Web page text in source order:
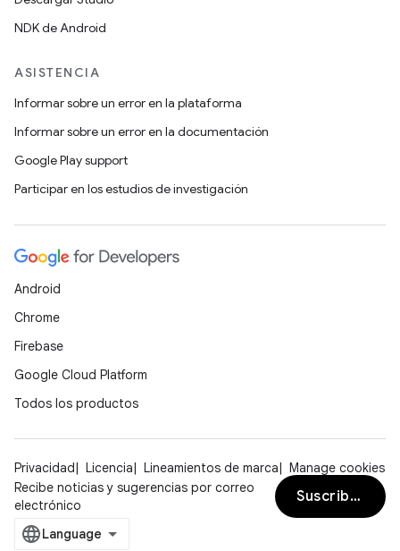
NDK de Android
ASISTENCIA
Informar sobre un error en la plataforma
Informar sobre un error en la documentación
Google Play support
Participar en los estudios de investigación
Android
Chrome
Firebase
Google Cloud Platform
Todos los productos
Privacidad Licencia Lineamientos de marca
Manage cookies
Recibe noticias y sugerencias por correo
electrónico
Suscribirse